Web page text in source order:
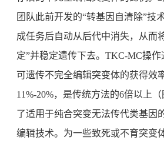
团队此前开发的“转基因自清除”技
成任务后自动从后代中消失，从而
定”并稳定遗传下去。TKC-MC操
可遗传不完全编辑突变体的获得效
11%-20%，是传统方法的6倍以上
了适用于纯合突变无法传代类基因
编辑技术。为一些致死或不育突变